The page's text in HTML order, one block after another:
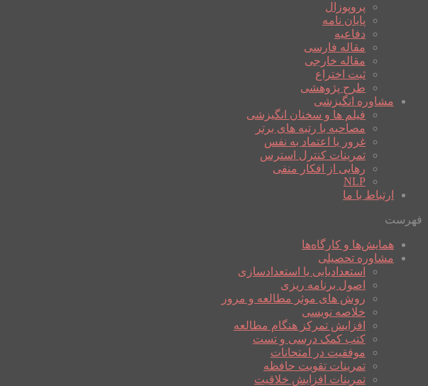
پروپوزال
پایان نامه
دفاعیه
مقاله فارسی
مقاله خارجی
ثبت اختراع
طرح پژوهشی
مشاوره انگیزشی
فیلم ها و سخنان انگیزشی
مصاحبه با رتبه های برتر
غرور یا اعتماد به نفس
تمرینات کنترل استرس
رهایی از افکار منفی
NLP
ارتباط با ما
فهرست
همایش‌ها و کارگاه‌ها
مشاوره تحصیلی
استعدادیابی یا استعدادسازی
اصول برنامه ریزی
روش های موثر مطالعه و مرور
خلاصه نویسی
افزایش تمرکز هنگام مطالعه
کتب کمک درسی و تست
موفقیت در امتحانات
تمرینات تقویت حافظه
تمرینات افزایش خلاقیت